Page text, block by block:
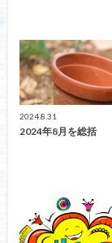
2024.8.31
2024年8月を総括